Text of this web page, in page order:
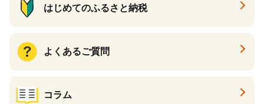
はじめてのふるさと納税
よくあるご質問
コラム